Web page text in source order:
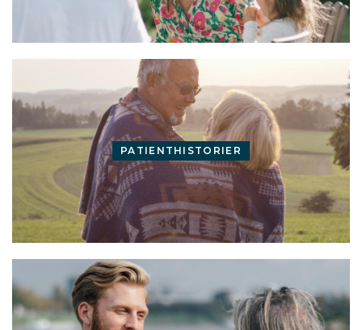
PATIENTHISTORIER